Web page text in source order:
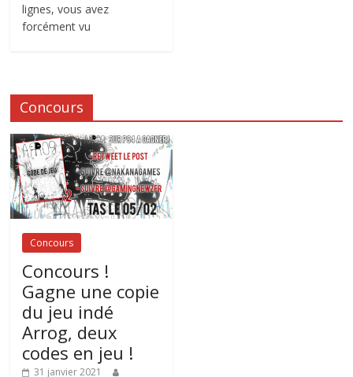
lignes, vous avez
forcément vu
Concours
Concours
Concours !
Gagne une copie
du jeu indé
Arrog, deux
codes en jeu !
31 janvier 2021